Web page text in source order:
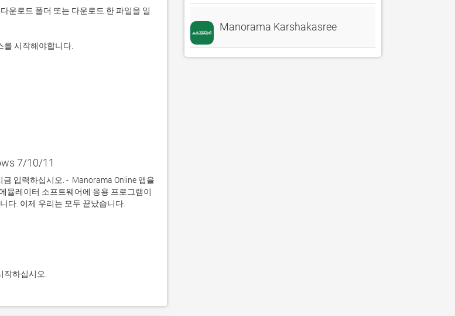
운로드 폴더 또는 다운로드 한 파일을 일
7/10/11
입력하십시오. -  Manorama Online 앱을
뮬레이터 소프트웨어에 응용 프로그램이
하십시오.
Manorama Karshakasree